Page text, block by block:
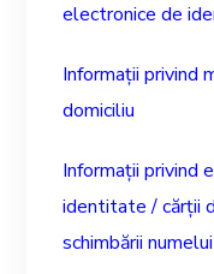
electronice de
Informații privind
domiciliu
Informații privind
identitate / cărții
schimbării numelui